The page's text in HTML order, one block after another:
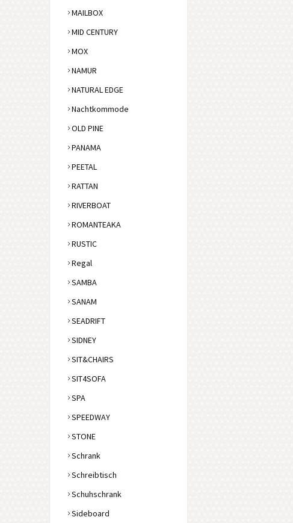
MAILBOX
MID CENTURY
MOX
NAMUR
NATURAL EDGE
Nachtkommode
OLD PINE
PANAMA
PEETAL
RATTAN
RIVERBOAT
ROMANTEAKA
RUSTIC
Regal
SAMBA
SANAM
SEADRIFT
SIDNEY
SIT&CHAIRS
SIT4SOFA
SPA
SPEEDWAY
STONE
Schrank
Schreibtisch
Schuhschrank
Sideboard